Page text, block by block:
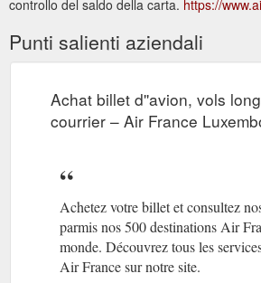
controllo del saldo della carta. https://
Punti salienti aziendali
Achat billet d''avion, vols
courrier – Air France
Achetez votre billet et consultez
parmis nos 500 destinations Air
monde. Découvrez tous les
Air France sur notre site.